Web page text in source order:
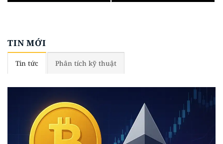
TIN MỚI
Tin tức Phân tích kỹ thuật